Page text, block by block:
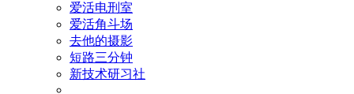
爱活电刑室
爱活角斗场
去他的摄影
短路三分钟
新技术研习社